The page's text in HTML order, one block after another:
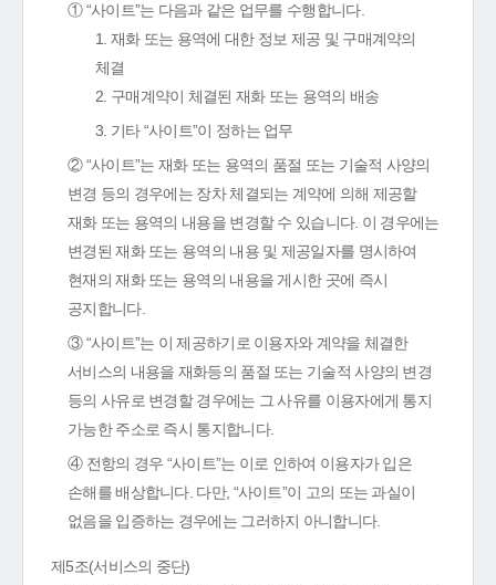
① “사이트”는 다음과 같은 업무를 수행합니다.
1. 재화 또는 용역에 대한 정보 제공 및 구매계약의
체결
2. 구매계약이 체결된 재화 또는 용역의 배송
3. 기타 “사이트”이 정하는 업무
② “사이트”는 재화 또는 용역의 품절 또는 기술적 사양의
변경 등의 경우에는 장차 체결되는 계약에 의해 제공할
재화 또는 용역의 내용을 변경할 수 있습니다. 이 경우에는
변경된 재화 또는 용역의 내용 및 제공일자를 명시하여
현재의 재화 또는 용역의 내용을 게시한 곳에 즉시
공지합니다.
③ “사이트”는 이 제공하기로 이용자와 계약을 체결한
서비스의 내용을 재화등의 품절 또는 기술적 사양의 변경
등의 사유로 변경할 경우에는 그 사유를 이용자에게 통지
가능한 주소로 즉시 통지합니다.
④ 전항의 경우 “사이트”는 이로 인하여 이용자가 입은
손해를 배상합니다. 다만, “사이트”이 고의 또는 과실이
없음을 입증하는 경우에는 그러하지 아니합니다.
제5조(서비스의 중단)